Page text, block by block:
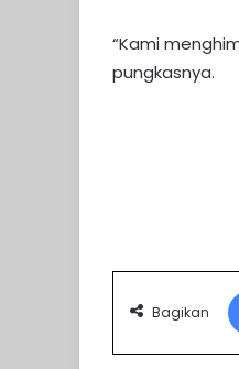
“Kami
pungkasnya.
Bagikan